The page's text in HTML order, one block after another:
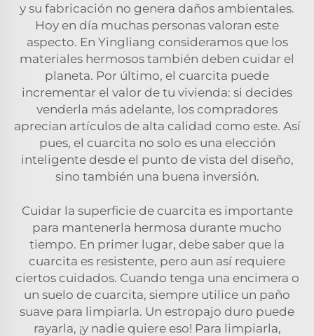
y su fabricación no genera daños ambientales.
Hoy en día muchas personas valoran este
aspecto. En Yingliang consideramos que los
materiales hermosos también deben cuidar el
planeta. Por último, el cuarcita puede
incrementar el valor de tu vivienda: si decides
venderla más adelante, los compradores
aprecian artículos de alta calidad como este. Así
pues, el cuarcita no solo es una elección
inteligente desde el punto de vista del diseño,
sino también una buena inversión.
Cuidar la superficie de cuarcita es importante
para mantenerla hermosa durante mucho
tiempo. En primer lugar, debe saber que la
cuarcita es resistente, pero aun así requiere
ciertos cuidados. Cuando tenga una encimera o
un suelo de cuarcita, siempre utilice un paño
suave para limpiarla. Un estropajo duro puede
rayarla, ¡y nadie quiere eso! Para limpiarla,